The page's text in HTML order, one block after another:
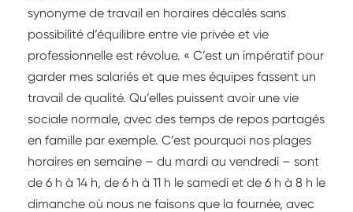
synonyme de travail en horaires décalés sans
possibilité d’équilibre entre vie privée et vie
professionnelle est révolue. « C’est un impératif pour
garder mes salariés et que mes équipes fassent un
travail de qualité. Qu’elles puissent avoir une vie
sociale normale, avec des temps de repos partagés
en famille par exemple. C’est pourquoi nos plages
horaires en semaine – du mardi au vendredi – sont
de 6 h à 14 h, de 6 h à 11 h le samedi et de 6 h à 8 h le
dimanche où nous ne faisons que la fournée, avec